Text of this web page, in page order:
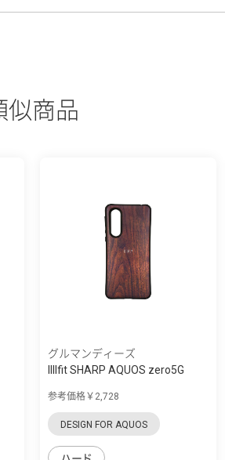
似商品
グルマンディーズ
IIIIfit SHARP AQUOS zero5G
参考価格￥2,728
DESIGN FOR AQUOS